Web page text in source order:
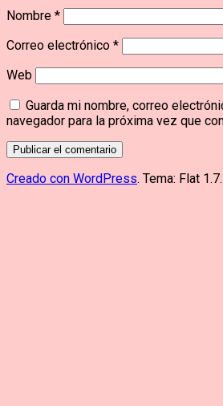
Nombre *
Correo electrónico *
Web
Guarda mi nombre, correo
navegador para la próxima vez que
Creado con WordPress. Tema: Flat